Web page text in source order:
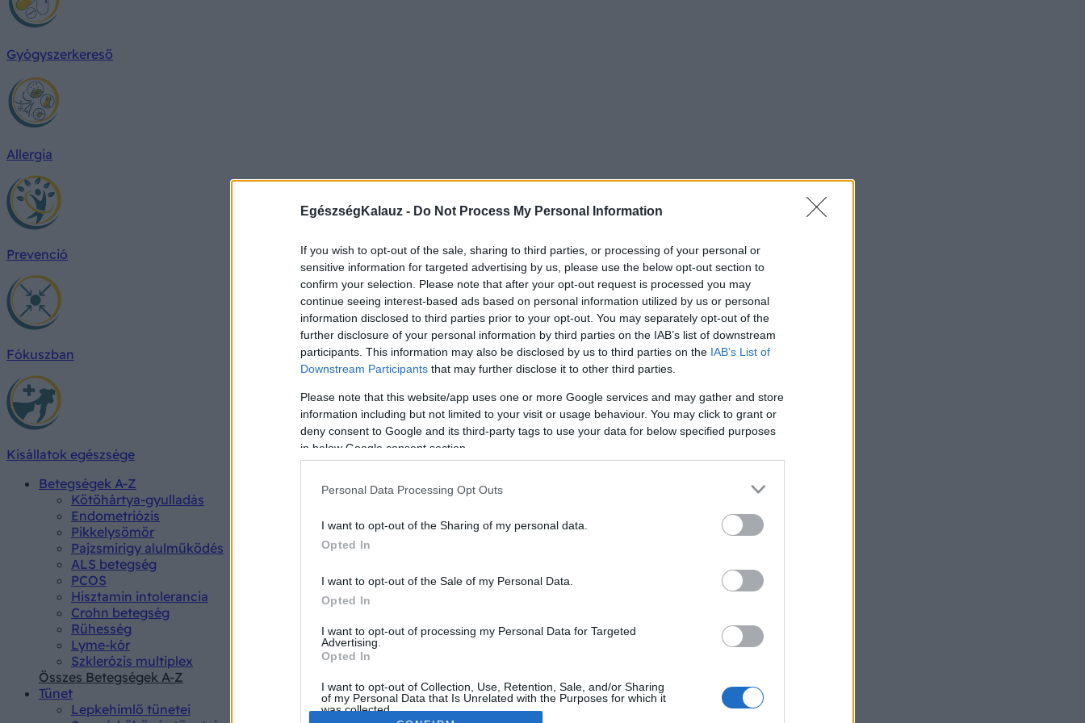
EgészségKalauz - Do Not Process My Personal Information
If you wish to opt-out of the sale, sharing to third parties, or processing of your personal or
sensitive information for targeted advertising by us, please use the below opt-out section to
confirm your selection. Please note that after your opt-out request is processed you may
continue seeing interest-based ads based on personal information utilized by us or personal
information disclosed to third parties prior to your opt-out. You may separately opt-out of the
further disclosure of your personal information by third parties on the IAB’s list of downstream
participants. This information may also be disclosed by us to third parties on the IAB’s List of
Downstream Participants that may further disclose it to other third parties.
Please note that this website/app uses one or more Google services and may gather and store
information including but not limited to your visit or usage behaviour. You may click to grant or
deny consent to Google and its third-party tags to use your data for below specified purposes
in below Google consent section.
Personal Data Processing Opt Outs
I want to opt-out of the Sharing of my personal data.
Opted In
I want to opt-out of the Sale of my Personal Data.
Opted In
I want to opt-out of processing my Personal Data for Targeted
Advertising.
Opted In
I want to opt-out of Collection, Use, Retention, Sale, and/or Sharing
of my Personal Data that Is Unrelated with the Purposes for which it
was collected.
Gyógyszerkereső
Allergia
Prevenció
Fókuszban
Kisállatok egészsége
Betegségek A-Z
Kötőhártya-gyulladás
Endometriózis
Pikkelysömör
Pajzsmirigy alulműködés
ALS betegség
PCOS
Hisztamin intolerancia
Crohn betegség
Rühesség
Lyme-kór
Szklerózis multiplex
Összes Betegségek A-Z
Tünet
Lepkehimlő tünetei